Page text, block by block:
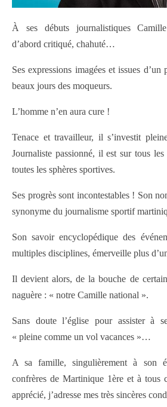
À ses débuts journalistiques
d’abord critiqué, chahuté…
Ses expressions imagées et issues
beaux jours des moqueurs.
L’homme n’en aura cure !
Tenace et travailleur, il s’investit
Journaliste passionné, il est sur tous
toutes les sphères sportives.
Ses progrès sont incontestables ! Son
synonyme du journalisme sportif
Son savoir encyclopédique des
multiples disciplines, émerveille plus
Il devient alors, de la bouche de
naguère : « notre Camille national ».
Sans doute l’église pour assister à
« pleine comme un vol vacances »…
A sa famille, singulièrement à son
confrères de Martinique 1ère et à tous
apprécié, j’adresse mes très sincères